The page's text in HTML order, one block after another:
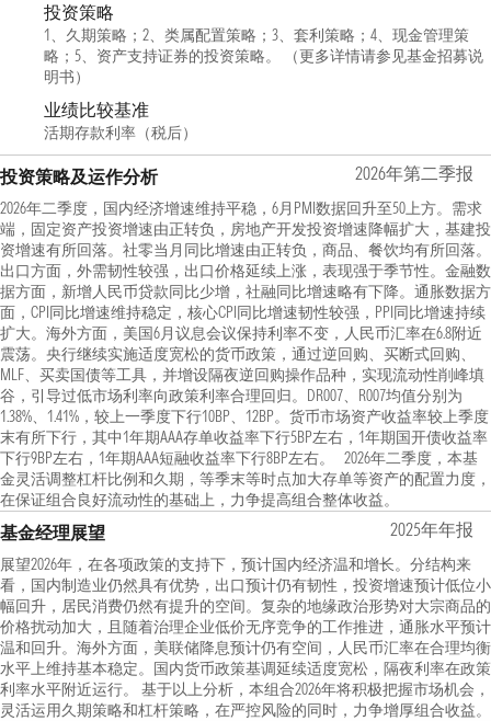
投资策略
1、久期策略；2、类属配置策略；3、套利策略；4、现金管理策
略；5、资产支持证券的投资策略。 （更多详情请参见基金招募说
明书）
业绩比较基准
活期存款利率（税后）
投资策略及运作分析 2026年第二季报
2026年二季度，国内经济增速维持平稳，6月PMI数据回升至50上方。需求
端，固定资产投资增速由正转负，房地产开发投资增速降幅扩大，基建投
资增速有所回落。社零当月同比增速由正转负，商品、餐饮均有所回落。
出口方面，外需韧性较强，出口价格延续上涨，表现强于季节性。金融数
据方面，新增人民币贷款同比少增，社融同比增速略有下降。通胀数据方
面，CPI同比增速维持稳定，核心CPI同比增速韧性较强，PPI同比增速持续
扩大。海外方面，美国6月议息会议保持利率不变，人民币汇率在6.8附近
震荡。央行继续实施适度宽松的货币政策，通过逆回购、买断式回购、
MLF、买卖国债等工具，并增设隔夜逆回购操作品种，实现流动性削峰填
谷，引导过低市场利率向政策利率合理回归。DR007、R007均值分别为
1.38%、1.41%，较上一季度下行10BP、12BP。货币市场资产收益率较上季度
末有所下行，其中1年期AAA存单收益率下行5BP左右，1年期国开债收益率
下行9BP左右，1年期AAA短融收益率下行8BP左右。 2026年二季度，本基
金灵活调整杠杆比例和久期，等季末等时点加大存单等资产的配置力度，
在保证组合良好流动性的基础上，力争提高组合整体收益。
基金经理展望 2025年年报
展望2026年，在各项政策的支持下，预计国内经济温和增长。分结构来
看，国内制造业仍然具有优势，出口预计仍有韧性，投资增速预计低位小
幅回升，居民消费仍然有提升的空间。复杂的地缘政治形势对大宗商品的
价格扰动加大，且随着治理企业低价无序竞争的工作推进，通胀水平预计
温和回升。海外方面，美联储降息预计仍有空间，人民币汇率在合理均衡
水平上维持基本稳定。国内货币政策基调延续适度宽松，隔夜利率在政策
利率水平附近运行。 基于以上分析，本组合2026年将积极把握市场机会，
灵活运用久期策略和杠杆策略，在严控风险的同时，力争增厚组合收益。